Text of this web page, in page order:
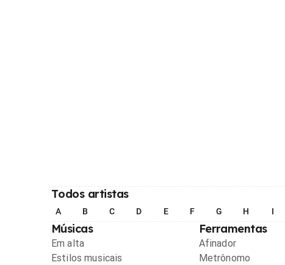
Todos artistas
A B C D E F G H I
Músicas
Em alta
Estilos musicais
Ferramentas
Afinador
Metrônomo